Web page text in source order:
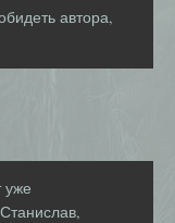
автора,
уже